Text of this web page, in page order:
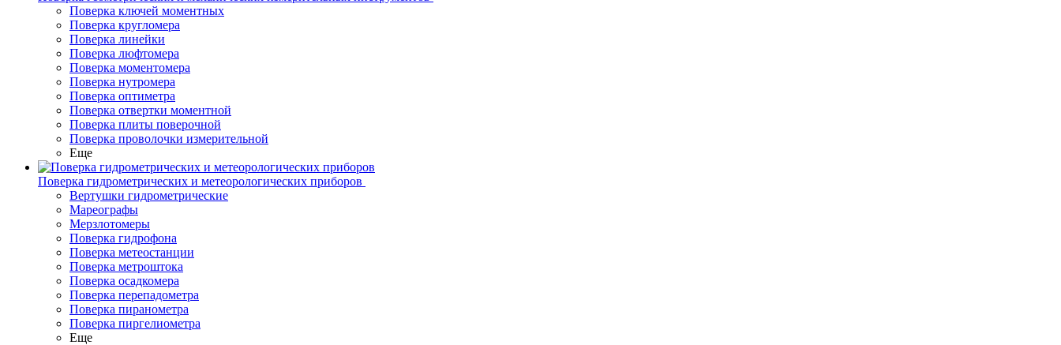
Поверка ключей моментных
Поверка кругломера
Поверка линейки
Поверка люфтомера
Поверка моментомера
Поверка нутромера
Поверка оптиметра
Поверка отвертки моментной
Поверка плиты поверочной
Поверка проволочки измерительной
Еще
Поверка гидрометрических и метеорологических приборов
Вертушки гидрометрические
Мареографы
Мерзлотомеры
Поверка гидрофона
Поверка метеостанции
Поверка метроштока
Поверка осадкомера
Поверка перепадометра
Поверка пиранометра
Поверка пиргелиометра
Еще